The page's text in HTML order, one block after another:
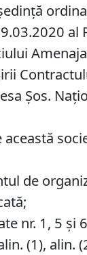
Şos.
de
nr. 1, 5 și
(1), alin.